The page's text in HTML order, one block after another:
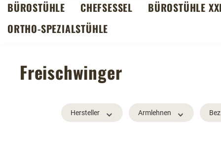
BÜROSTÜHLE CHEFSESSEL
BÜROSTÜHLE
ORTHO-SPEZIALSTÜHLE
Freischwinger
Hersteller Armlehnen